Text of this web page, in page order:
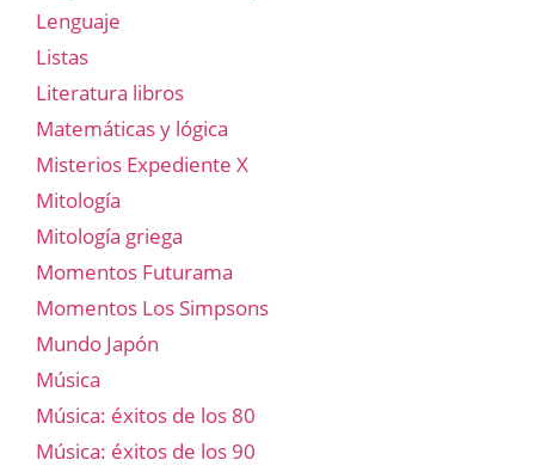
Lenguaje
Listas
Literatura libros
Matemáticas y lógica
Misterios Expediente X
Mitología
Mitología griega
Momentos Futurama
Momentos Los Simpsons
Mundo Japón
Música
Música: éxitos de los 80
Música: éxitos de los 90